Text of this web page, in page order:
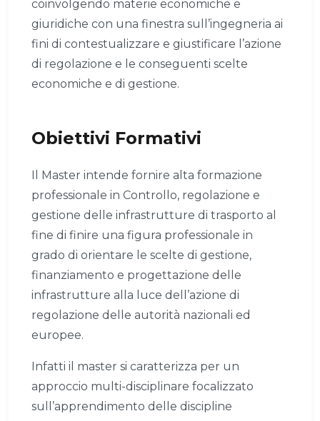
coinvolgendo materie economiche e
giuridiche con una finestra sull’ingegneria ai
fini di contestualizzare e giustificare l’azione
di regolazione e le conseguenti scelte
economiche e di gestione.
Obiettivi Formativi
Il Master intende fornire alta formazione
professionale in Controllo, regolazione e
gestione delle infrastrutture di trasporto al
fine di finire una figura professionale in
grado di orientare le scelte di gestione,
finanziamento e progettazione delle
infrastrutture alla luce dell’azione di
regolazione delle autorità nazionali ed
europee.
Infatti il master si caratterizza per un
approccio multi-disciplinare focalizzato
sull’apprendimento delle discipline